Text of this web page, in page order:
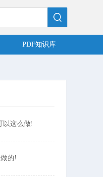
PDF知识库
以这么做!
的!